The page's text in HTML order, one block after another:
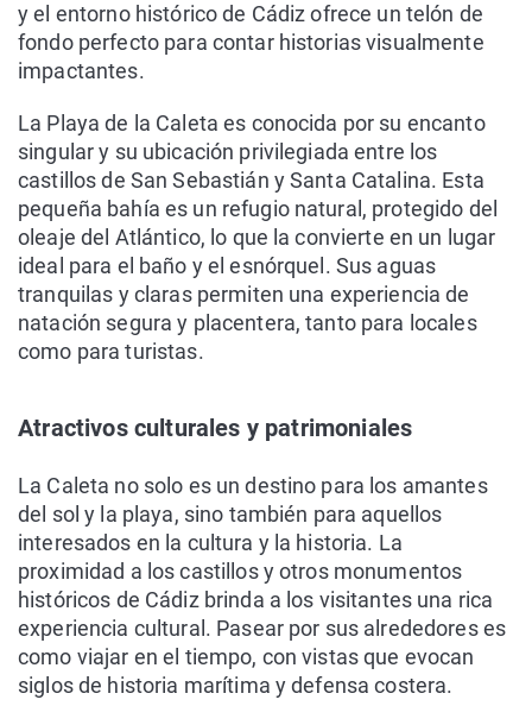
y el entorno histórico de Cádiz ofrece un telón de
fondo perfecto para contar historias visualmente
impactantes.
La Playa de la Caleta es conocida por su encanto
singular y su ubicación privilegiada entre los
castillos de San Sebastián y Santa Catalina. Esta
pequeña bahía es un refugio natural, protegido del
oleaje del Atlántico, lo que la convierte en un lugar
ideal para el baño y el esnórquel. Sus aguas
tranquilas y claras permiten una experiencia de
natación segura y placentera, tanto para locales
como para turistas.
Atractivos culturales y patrimoniales
La Caleta no solo es un destino para los amantes
del sol y la playa, sino también para aquellos
interesados en la cultura y la historia. La
proximidad a los castillos y otros monumentos
históricos de Cádiz brinda a los visitantes una rica
experiencia cultural. Pasear por sus alrededores es
como viajar en el tiempo, con vistas que evocan
siglos de historia marítima y defensa costera.